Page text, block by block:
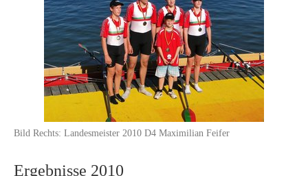
Bild Rechts: Landesmeister 2010 D4 Maximilian Feifer
Ergebnisse 2010